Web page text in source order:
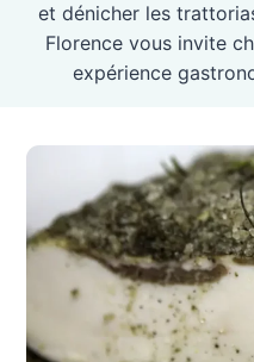
et dénicher les
Florence vous invite
expérience